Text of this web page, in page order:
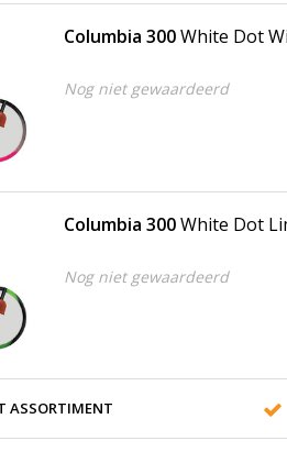
Columbia 300White Dot
Nog niet gewaardeerd
Columbia 300White Dot
Nog niet gewaardeerd
ASSORTIMENT